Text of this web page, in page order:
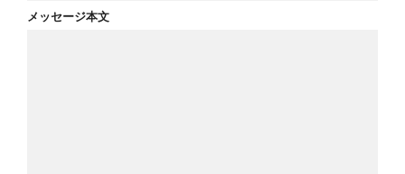
メッセージ本文